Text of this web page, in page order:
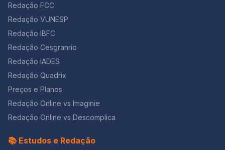
autora desta poesia é uma indígena do Amazonas.
Note que o poema é mais longo, mas este trecho você
pode usar tranquilamente em assuntos relacionados
aos indígenas, ou à própria Floresta Amazônica. Ele
também vai bem em redações sobre a escolaridade
Quando nasci um anjo esbelto, desses que tocam
trombeta, anunciou: vai carregar bandeira. Cargo muito
pesado pra mulher, esta espécie ainda envergonhada.
Aceito os subterfúgios que me cabem, sem precisar
mentir. Não sou tão feia que não possa casar, acho o
Rio de Janeiro uma beleza e ora sim, ora não, creio
sina. Inauguro linhagens, fundo reinos — dor não é
amargura. Minha tristeza não tem pedigree, já a minha
Segundo alguns ginecologistas… Mulheres com
problemas como mioma, endometriose e cistos podem
especialmente se beneficiar com a supressão
menstrual. Além disso, outros especialistas no assunto
enfatizam que “o ciclo menstrual é o aliado número 1
da mulher, uma prova de que o organismo feminino
o seu equilíbrio físico e psicológico” (Revista Boa
Forma, Ed. 309 set. 2012 – Adaptado). Marque a opção
correta. a)A menstruação é caracterizada pela
descamação do endométrio, acompanhada de
sangramentos, que marca o início de um ciclo
acontece a cada 28 dias, aproximadamente. Em caso
Redação FCC
Redação VUNESP
Redação IBFC
Redação Cesgranrio
Redação IADES
Redação Quadrix
Preços e Planos
Redação Online vs Imaginie
Redação Online vs Descomplica
📚 Estudos e Redação